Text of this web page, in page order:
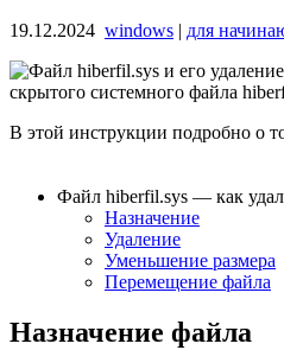
19.12.2024 windows | для
скрытого системного файла
В этой инструкции подробно о
Файл hiberfil.sys — как
Назначение
Удаление
Уменьшение размера
Перемещение файла
Назначение файла